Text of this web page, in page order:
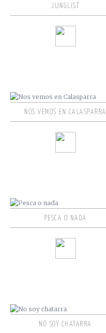
JUNGLIST
NOS VEMOS EN CALASPARRA
PESCA O NADA
NO SOY CHATARRA